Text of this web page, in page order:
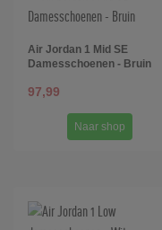
Air Jordan 1 Mid SE
Damesschoenen - Bruin
97,99
Naar shop